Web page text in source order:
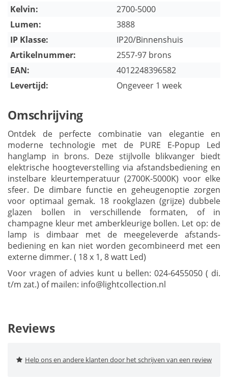
Kelvin:
2700-5000
Lumen:
3888
IP Klasse:
IP20/Binnenshuis
Artikelnummer:
2557-97 brons
EAN:
4012248396582
Levertijd:
Ongeveer 1 week
Omschrijving
Ontdek de perfecte combinatie van elegantie en
moderne technologie met de PURE E-Popup Led
hanglamp in brons. Deze stijlvolle blikvanger biedt
elektrische hoogteverstelling via afstandsbediening en
instelbare kleurtemperatuur (2700K-5000K) voor elke
sfeer. De dimbare functie en geheugenoptie zorgen
voor optimaal gemak. 18 rookglazen (grijze) dubbele
glazen bollen in verschillende formaten, of in
champagne kleur met amberkleurige bollen. Let op: de
lamp is dimbaar met de meegeleverde afstands-
bediening en kan niet worden gecombineerd met een
externe dimmer. ( 18 x 1, 8 watt Led)
Voor vragen of advies kunt u bellen: 024-6455050 ( di.
t/m zat.) of mailen: info@lightcollection.nl
Reviews
Help ons en andere klanten door het schrijven van een review